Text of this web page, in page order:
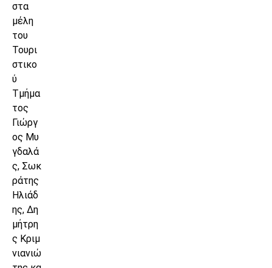
στα
μέλη
του
Τουρι
στικο
ύ
Τμήμα
τος
Γιώργ
ος Μυ
γδαλά
ς, Σωκ
ράτης
Ηλιάδ
ης, Δη
μήτρη
ς Κριμ
νιανιώ